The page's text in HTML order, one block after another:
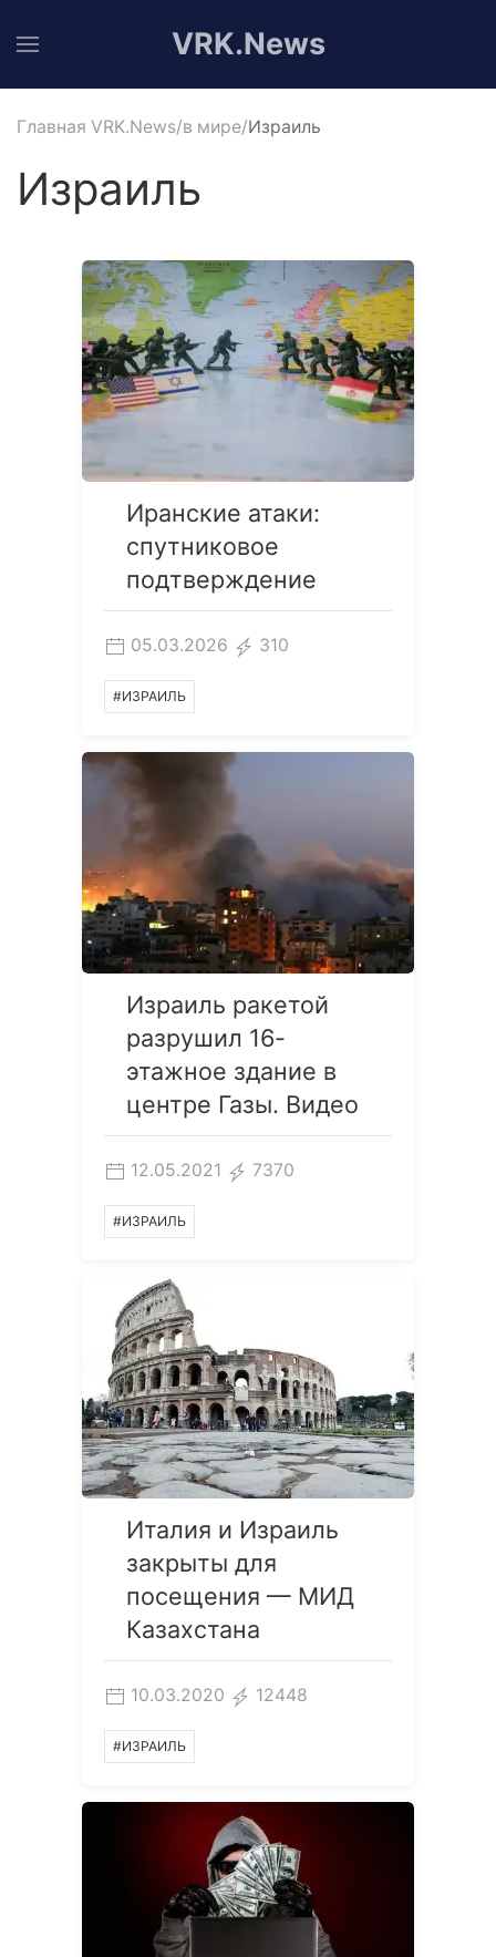
VRK.News
Главная VRK.News в мире Израиль
Израиль
Иранские атаки:
спутниковое
подтверждение
05.03.2026 310
#ИЗРАИЛЬ
Израиль ракетой
разрушил 16-
этажное здание в
центре Газы. Видео
12.05.2021 7370
#ИЗРАИЛЬ
Италия и Израиль
закрыты для
посещения — МИД
Казахстана
10.03.2020 12448
#ИЗРАИЛЬ